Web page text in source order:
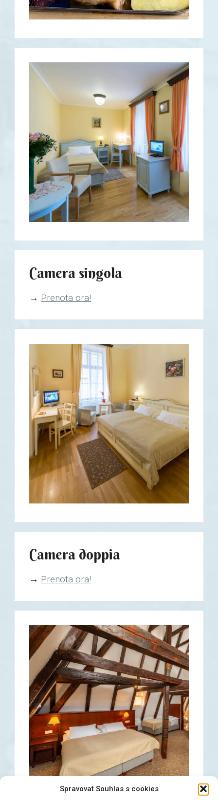
Spravovat Souhlas s cookies
Camera singola
→ Prenota ora!
Camera doppia
→ Prenota ora!